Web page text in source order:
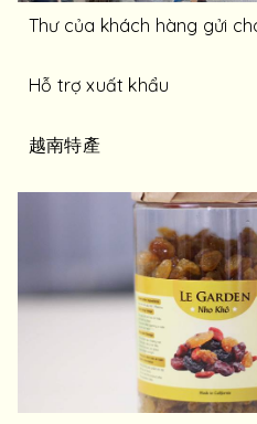
Thư của khách hàng gửi
Hỗ trợ xuất khẩu
越南特產